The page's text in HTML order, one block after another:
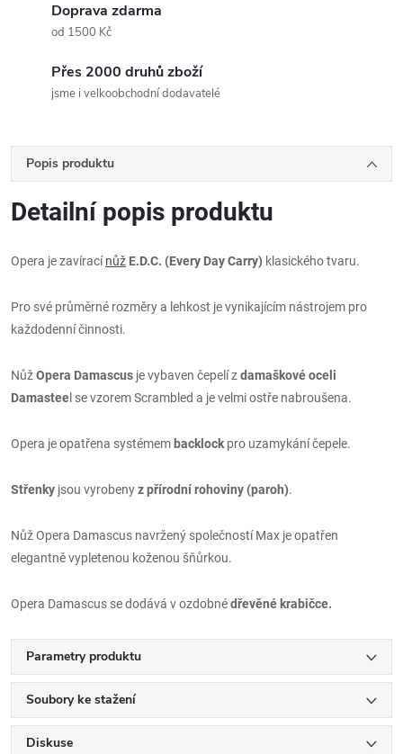
Doprava zdarma
od 1500 Kč
Přes 2000 druhů zboží
jsme i velkoobchodní dodavatelé
Popis produktu
Detailní popis produktu
Opera je zavíracínůž E.D.C. (Every Day Carry) klasického tvaru.
Pro své průměrné rozměry a lehkost je vynikajícím nástrojem pro
každodenní činnosti.
NůžOpera Damascus je vybaven čepelí zdamaškové oceli
Damastee l se vzorem Scrambled a je velmi ostře nabroušena.
Opera je opatřena systémem backlock pro uzamykání čepele.
Střenky jsou vyrobenyz přírodní rohoviny (paroh).
Nůž Opera Damascus navržený společností Max je opatřen
elegantně vypletenou koženou šňůrkou.
Opera Damascus se dodává v ozdobnédřevěné krabičce.
Parametry produktu
Soubory ke stažení
Diskuse